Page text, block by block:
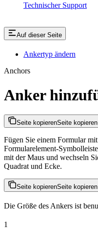
Technischer Support
Auf dieser Seite
Ankertyp ändern
Anchors
Anker
Seite kopierenSeite kopieren
Fügen Sie einem Formular
Formularelement-
mit der Maus und wechseln
Quadrat und Ecke.
Seite kopierenSeite kopieren
Die Größe des Ankers ist
1